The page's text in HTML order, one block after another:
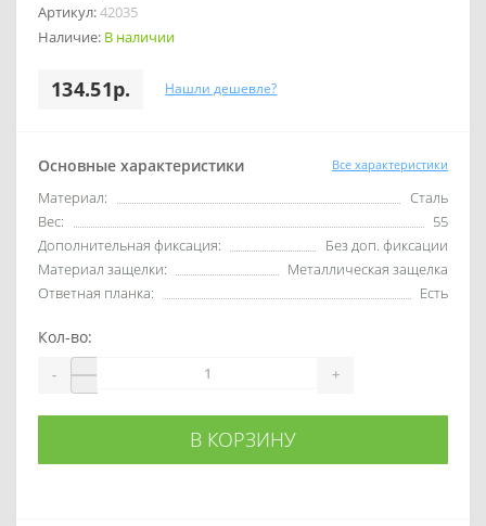
Артикул:42035
Наличие: В наличии
134.51р. Нашли дешевле?
Основные характеристики Все характеристики
Материал:
Сталь
Вес:
55
Дополнительная фиксация:
Без доп. фиксации
Материал защелки:
Металлическая защелка
Ответная планка:
Есть
Кол-во:
- +
В КОРЗИНУ